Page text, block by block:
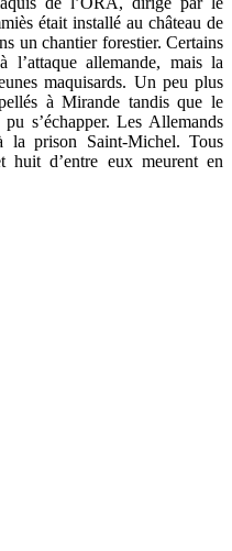
était installé au château de
un chantier forestier. Certains
l’attaque allemande, mais la
maquisards. Un peu plus
à Mirande tandis que le
s’échapper. Les Allemands
la prison Saint-Michel. Tous
huit d’entre eux meurent en